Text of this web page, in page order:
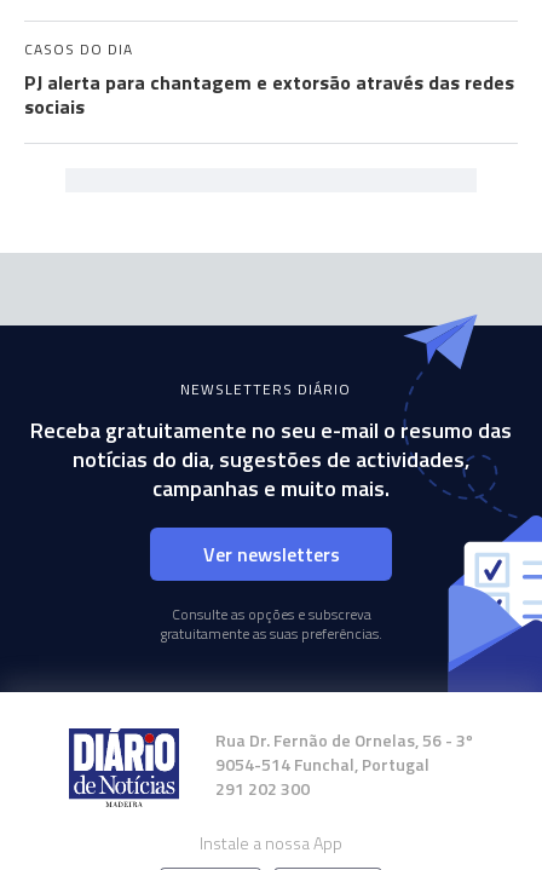
CASOS DO DIA
PJ alerta para chantagem e extorsão através das redes
sociais
NEWSLETTERS DIÁRIO
Receba gratuitamente no seu e-mail o resumo das
notícias do dia, sugestões de actividades,
campanhas e muito mais.
Ver newsletters
Consulte as opções e subscreva
gratuitamente as suas preferências.
Rua Dr. Fernão de Ornelas, 56 - 3º
9054-514 Funchal, Portugal
291 202 300
Instale a nossa App